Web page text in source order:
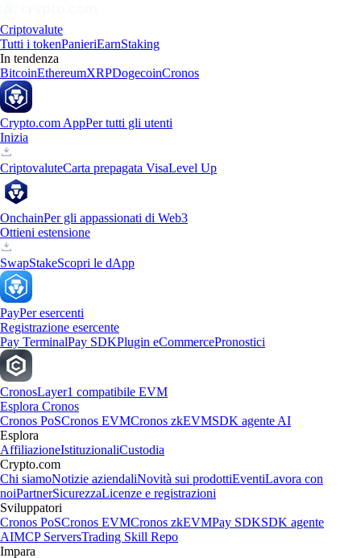
Criptovalute
Tutti i tokenPanieriEarnStaking
In tendenza
BitcoinEthereumXRPDogecoinCronos
Crypto.com AppPer tutti gli utenti
Inizia
CriptovaluteCarta prepagata VisaLevel Up
OnchainPer gli appassionati di Web3
Ottieni estensione
SwapStakeScopri le dApp
PayPer esercenti
Registrazione esercente
Pay TerminalPay SDKPlugin eCommercePronostici
CronosLayer1 compatibile EVM
Esplora Cronos
Cronos PoSCronos EVMCronos zkEVMSDK agente AI
Esplora
AffiliazioneIstituzionaliCustodia
Crypto.com
Chi siamoNotizie aziendaliNovità sui prodottiEventiLavora con
noiPartnerSicurezzaLicenze e registrazioni
Sviluppatori
Cronos PoSCronos EVMCronos zkEVMPay SDKSDK agente
AIMCP ServersTrading Skill Repo
Impara